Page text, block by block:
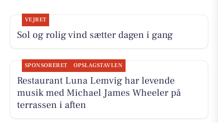
VEJRET
Sol og rolig vind sætter dagen i gang
SPONSORERET OPSLAGSTAVLEN
Restaurant Luna Lemvig har levende
musik med Michael James Wheeler på
terrassen i aften